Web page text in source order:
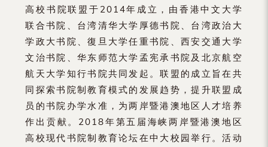
高校书院联盟于2014年成立，由香港中文大学
联合书院、台湾清华大学厚德书院、台湾政治大
学政大书院、復旦大学任重书院、西安交通大学
文治书院、华东师范大学孟宪承书院及北京航空
航天大学知行书院共同发起。联盟的成立旨在共
同探索书院制教育模式的发展趋势，提升联盟成
员的书院办学水准，为两岸暨港澳地区人才培养
作出贡献。2018年第五届海峡两岸暨港澳地区
高校现代书院制教育论坛在中大校园举行。活动